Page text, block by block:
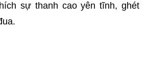
sự thanh cao yên tĩnh, ghét